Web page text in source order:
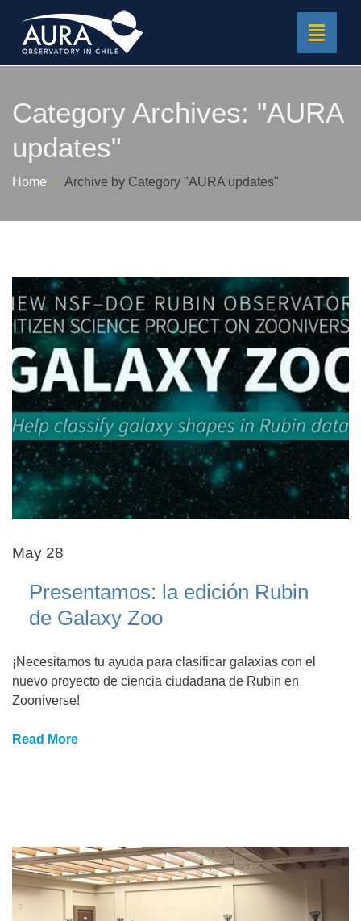
Toggle
Category Archives: "AURA
updates"
Home Archive by Category "AURA updates"
May 28
Presentamos: la edición Rubin
de Galaxy Zoo
¡Necesitamos tu ayuda para clasificar galaxias con el
nuevo proyecto de ciencia ciudadana de Rubin en
Zooniverse!
Read More